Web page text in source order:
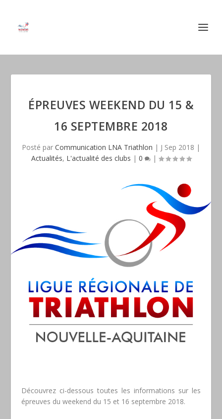
ÉPREUVES WEEKEND DU 15 &
16 SEPTEMBRE 2018
Posté par Communication LNA Triathlon | J Sep 2018 |
Actualités, L'actualité des clubs | 0 |
Découvrez ci-dessous toutes les informations sur les
épreuves du weekend du 15 et 16 septembre 2018.